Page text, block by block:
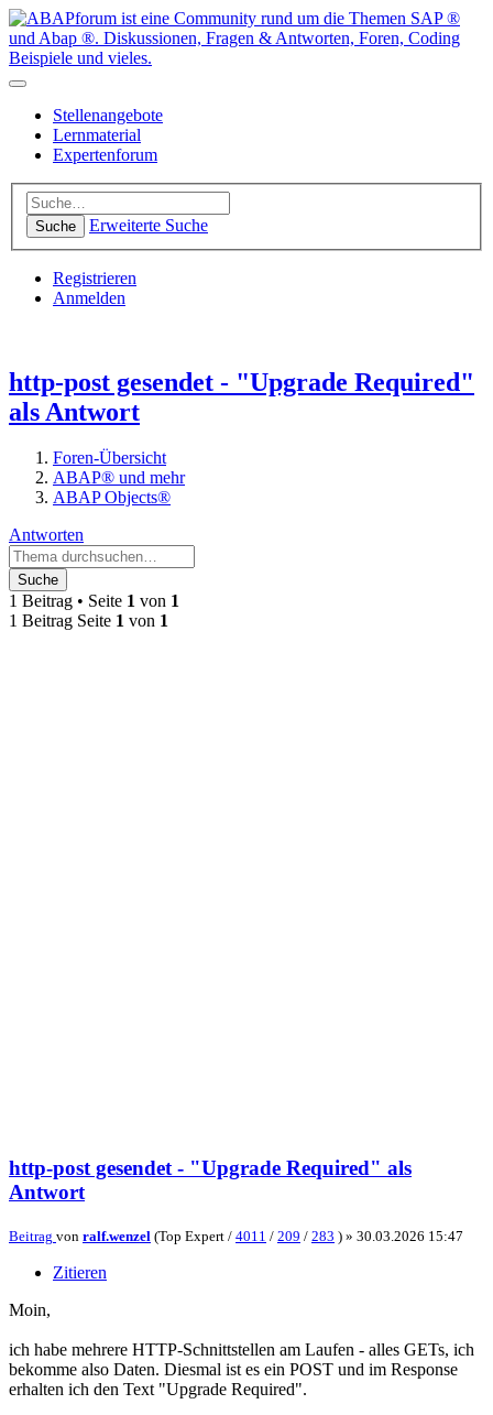
Stellenangebote
Lernmaterial
Expertenforum
Suche Erweiterte Suche
Registrieren
Anmelden
http-post gesendet - "Upgrade Required"
als Antwort
Foren-Übersicht
ABAP® und mehr
ABAP Objects®
Antworten
Suche
1 Beitrag • Seite 1 von 1
1 Beitrag Seite 1 von 1
http-post gesendet - "Upgrade Required" als
Antwort
Beitrag von ralf.wenzel (Top Expert / 4011 / 209 / 283 ) » 30.03.2026 15:47
Zitieren
Moin,
ich habe mehrere HTTP-Schnittstellen am Laufen - alles GETs, ich
bekomme also Daten. Diesmal ist es ein POST und im Response
erhalten ich den Text "Upgrade Required".